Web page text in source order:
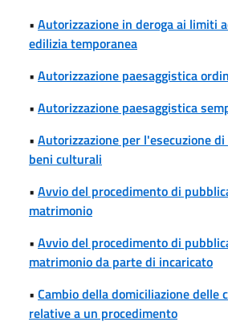
• Autorizzazione in deroga ai limiti
edilizia temporanea
• Autorizzazione paesaggistica
• Autorizzazione paesaggistica
• Autorizzazione per l'esecuzione
beni culturali
• Avvio del procedimento di
matrimonio
• Avvio del procedimento di
matrimonio da parte di incaricato
• Cambio della domiciliazione delle
relative a un procedimento